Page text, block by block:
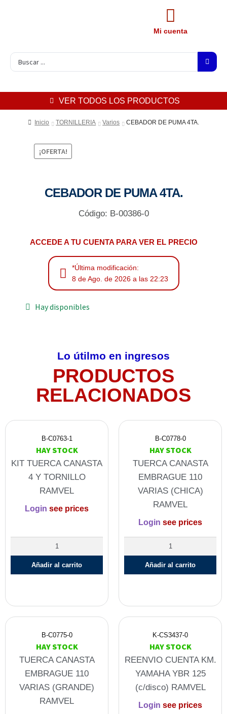
Mi cuenta
VER TODOS LOS PRODUCTOS
Inicio TORNILLERIA Varios CEBADOR DE PUMA 4TA.
¡OFERTA!
CEBADOR DE PUMA 4TA.
Código: B-00386-0
ACCEDE A TU CUENTA PARA VER EL PRECIO
*Última modificación:
8 de Ago. de 2026 a las 22:23
Hay disponibles
Lo útilmo en ingresos
PRODUCTOS
RELACIONADOS
B-C0763-1
HAY STOCK
KIT TUERCA CANASTA
4 Y TORNILLO
RAMVEL
Login see prices
Añadir al carrito
B-C0778-0
HAY STOCK
TUERCA CANASTA
EMBRAGUE 110
VARIAS (CHICA)
RAMVEL
Login see prices
Añadir al carrito
B-C0775-0
HAY STOCK
TUERCA CANASTA
EMBRAGUE 110
VARIAS (GRANDE)
RAMVEL
K-CS3437-0
HAY STOCK
REENVIO CUENTA KM.
YAMAHA YBR 125
(c/disco) RAMVEL
Login see prices